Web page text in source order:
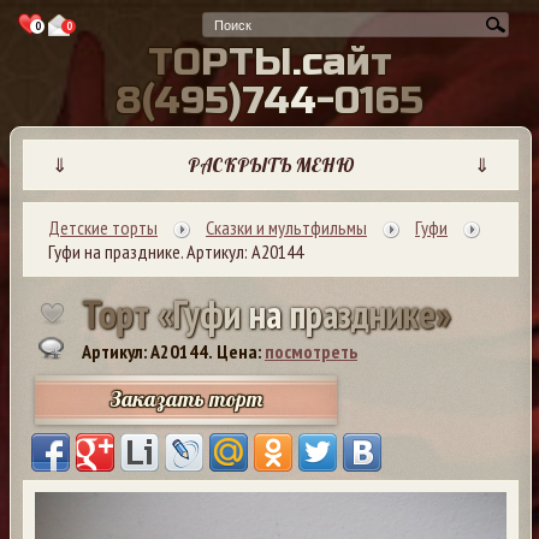
0 0
ТОРТЫ.сайт
8(495)744-0165
⇓ РАСКРЫТЬ МЕНЮ ⇓
Детские торты Сказки и мультфильмы
Гуфи
Гуфи на празднике. Артикул: А20144
Торт«Гуфинапразднике»
Артикул: A20144. Цена: посмотреть
Заказать торт